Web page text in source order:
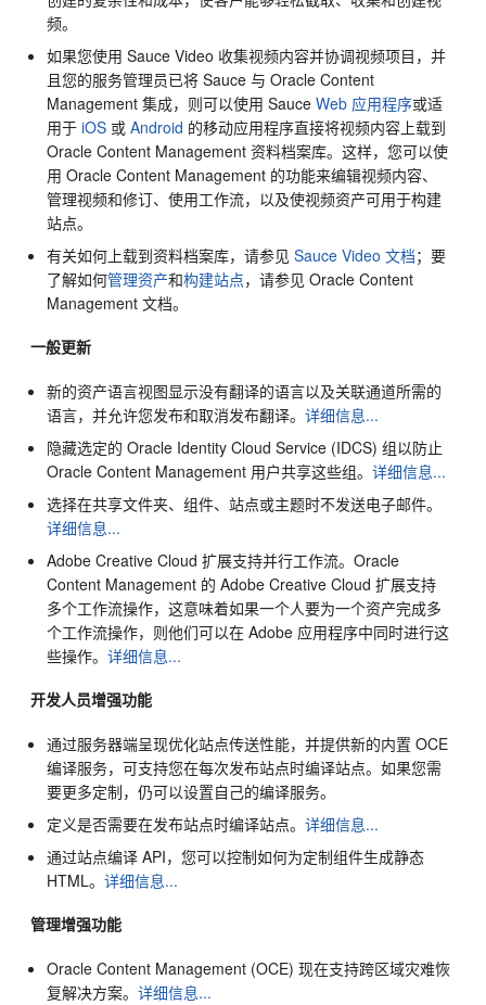
频。
如果您使用 Sauce Video 收集视频内容并协调视频项目，并
且您的服务管理员已将 Sauce 与Oracle Content
Management 集成，则可以使用 SauceWeb 应用程序或适
用于iOS 或Android 的移动应用程序直接将视频内容上载到
Oracle Content Management 资料档案库。这样，您可以使
用Oracle Content Management 的功能来编辑视频内容、
管理视频和修订、使用工作流，以及使视频资产可用于构建
站点。
有关如何上载到资料档案库，请参见Sauce Video 文档；要
了解如何管理资产和构建站点，请参见Oracle Content
Management 文档。
一般更新
新的资产语言视图显示没有翻译的语言以及关联通道所需的
语言，并允许您发布和取消发布翻译。详细信息...
隐藏选定的Oracle Identity Cloud Service (IDCS) 组以防止
Oracle Content Management 用户共享这些组。详细信息...
选择在共享文件夹、组件、站点或主题时不发送电子邮件。
详细信息...
Adobe Creative Cloud 扩展支持并行工作流。Oracle
Content Management 的 Adobe Creative Cloud 扩展支持
多个工作流操作，这意味着如果一个人要为一个资产完成多
个工作流操作，则他们可以在 Adobe 应用程序中同时进行这
些操作。详细信息...
开发人员增强功能
通过服务器端呈现优化站点传送性能，并提供新的内置 OCE
编译服务，可支持您在每次发布站点时编译站点。如果您需
要更多定制，仍可以设置自己的编译服务。
定义是否需要在发布站点时编译站点。详细信息...
通过站点编译 API，您可以控制如何为定制组件生成静态
HTML。详细信息...
管理增强功能
Oracle Content Management (OCE) 现在支持跨区域灾难恢
复解决方案。详细信息...